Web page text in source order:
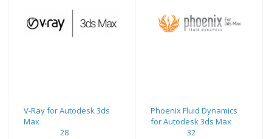
V-Ray for Autodesk 3ds
Max
28
Phoenix Fluid Dynamics
for Autodesk 3ds Max
32